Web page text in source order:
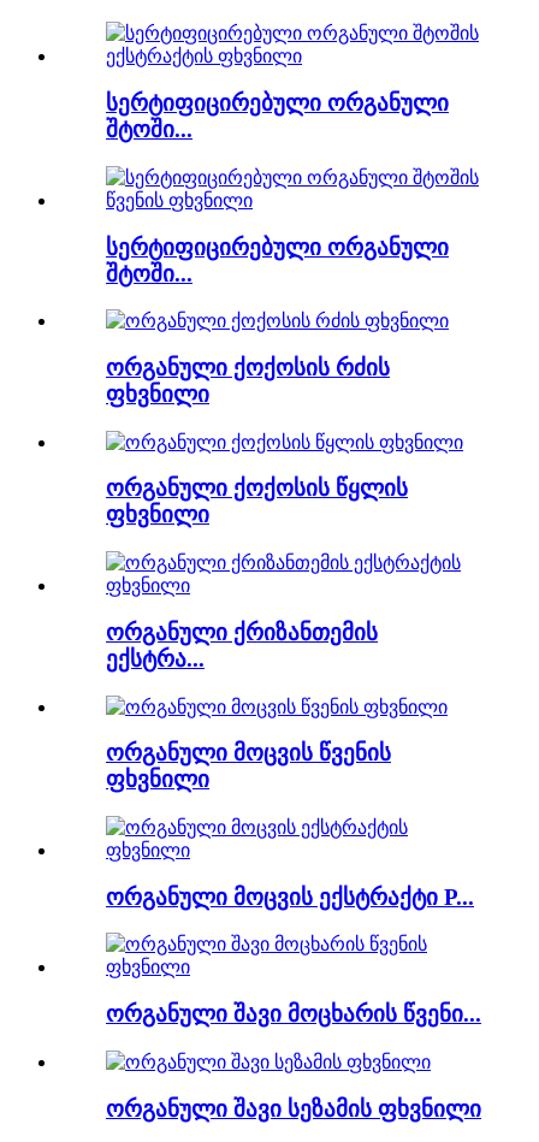
სერტიფიცირებული ორგანული
შტოში...
სერტიფიცირებული ორგანული
შტოში...
ორგანული ქოქოსის რძის
ფხვნილი
ორგანული ქოქოსის წყლის
ფხვნილი
ორგანული ქრიზანთემის
ექსტრა...
ორგანული მოცვის წვენის
ფხვნილი
ორგანული მოცვის ექსტრაქტი P...
ორგანული შავი მოცხარის წვენი...
ორგანული შავი სეზამის ფხვნილი